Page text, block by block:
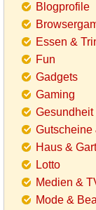
Blogprofile
Essen &
Fun
Gadgets
Gaming
Gesundheit
Gutscheine
Haus &
Lotto
Medien &
Mode &